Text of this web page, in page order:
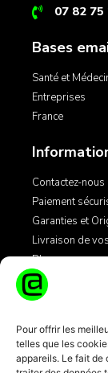
Pour offrir les
telles que les
appareils. Le fait de
07 82 75
Bases
Santé et
Entreprises
France
Contactez-nous
Paiement
Garanties et
Livraison de
Blog
Mentions
Conditions